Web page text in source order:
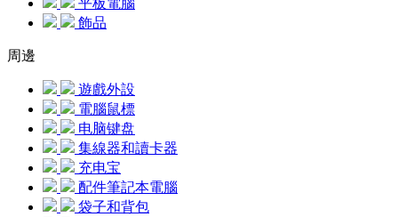
飾品
周邊
遊戲外設
電腦鼠標
电脑键盘
集線器和讀卡器
充电宝
配件筆記本電腦
袋子和背包